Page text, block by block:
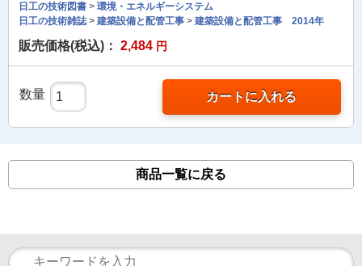
日工の技術図書 > 環境・エネルギーシステム
日工の技術雑誌> 建築設備と配管工事 > 建築設備と配管工事 2014年
販売価格(税込)： 2,484 円
数量 カートに入れる
商品一覧に戻る